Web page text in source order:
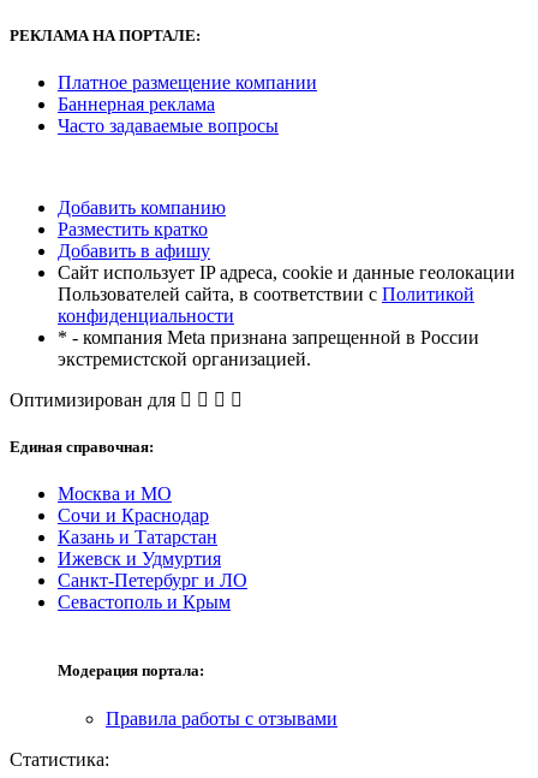
РЕКЛАМА НА ПОРТАЛЕ:
Платное размещение компании
Баннерная реклама
Часто задаваемые вопросы
Добавить компанию
Разместить кратко
Добавить в афишу
Сайт использует IP адреса, cookie и данные геолокации
Пользователей сайта, в соответствии с Политикой
конфиденциальности
* - компания Meta признана запрещенной в России
экстремистской организацией.
Оптимизирован для
Единая справочная:
Москва и МО
Сочи и Краснодар
Казань и Татарстан
Ижевск и Удмуртия
Санкт-Петербург и ЛО
Севастополь и Крым
Модерация портала:
Правила работы с отзывами
Статистика: